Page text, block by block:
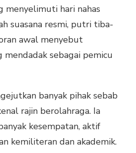
menyelimuti hari nahas
suasana resmi, putri tiba-
awal menyebut
sebagai pemicu
banyak pihak sebab
rajin berolahraga. Ia
kesempatan, aktif
kemiliteran dan akademik.